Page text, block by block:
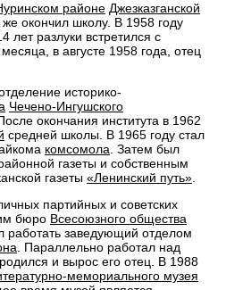
районе Джезказганской
окончил школу. В 1958 году
лет разлуки встретился с
в августе 1958 года, отец
историко-
Чечено-Ингушского
окончания института в 1962
средней школы. В 1965 году стал
комсомола. Затем был
газеты и собственным
газеты «Ленинский путь».
партийных и советских
бюро Всесоюзного общества
работать заведующий отделом
. Параллельно работал над
и вырос его отец. В 1988
мемориального музея